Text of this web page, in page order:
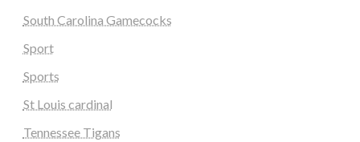
South Carolina Gamecocks
Sport
Sports
St Louis cardinal
Tennessee Tigans